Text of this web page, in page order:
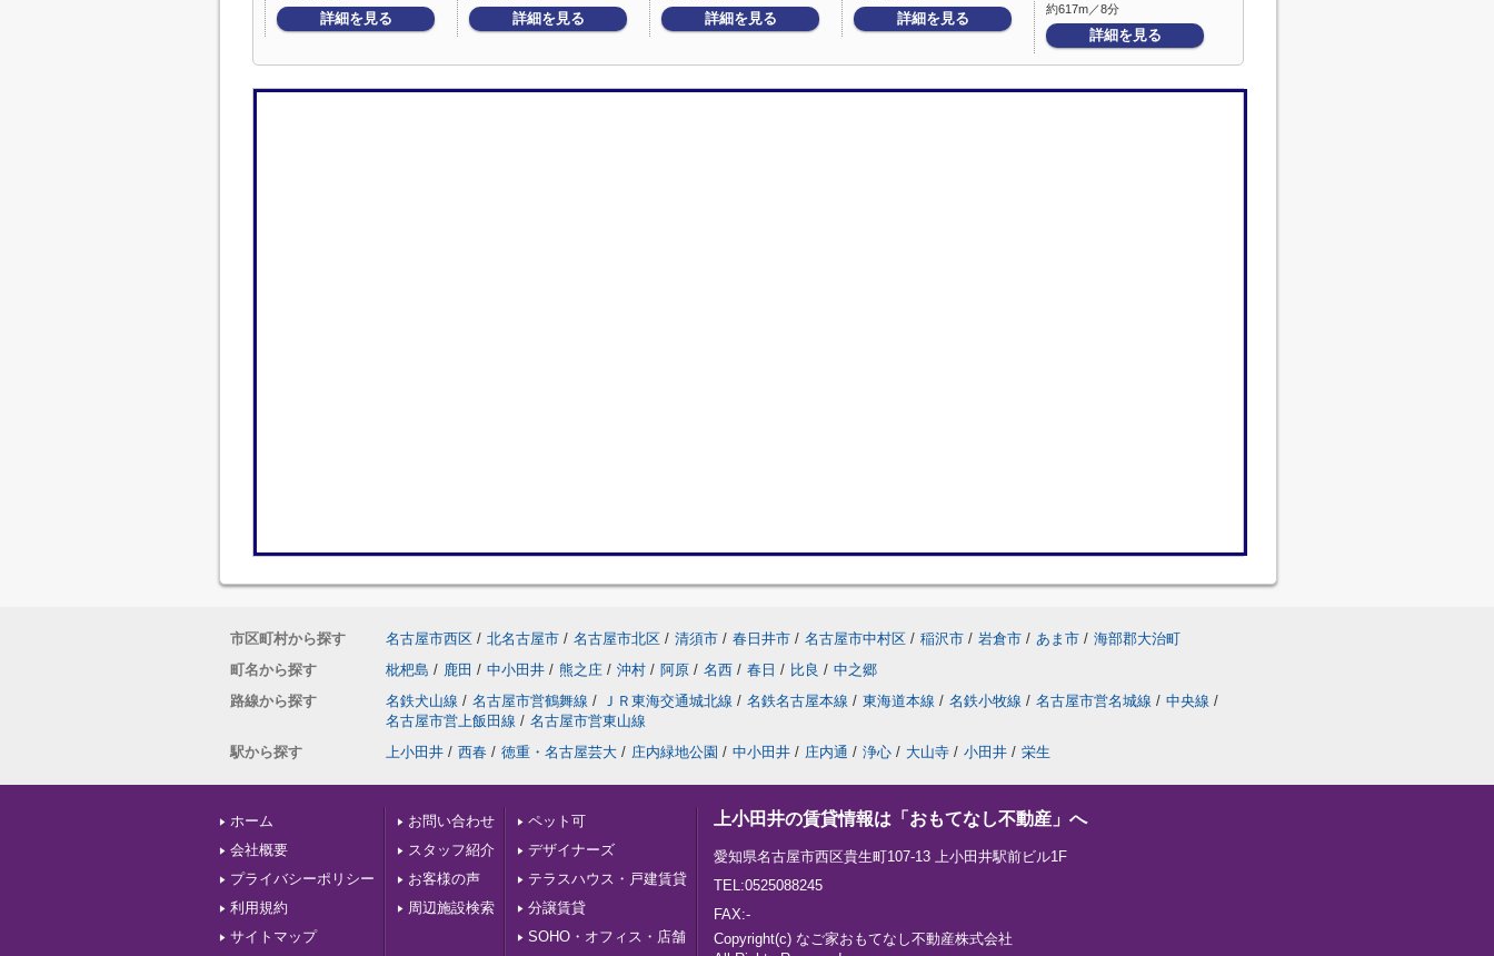
詳細を見る 詳細を見る 詳細を見る 詳細を見る
約617m／8分
詳細を見る
市区町村から探す 名古屋市西区 / 北名古屋市 / 名古屋市北区 / 清須市 / 春日井市 / 名古屋市中村区 / 稲沢市 / 岩倉市 / あま市 / 海部郡大治町
町名から探す
枇杷島 / 鹿田 / 中小田井 / 熊之庄 / 沖村 / 阿原 / 名西 / 春日 / 比良 / 中之郷
路線から探す
名鉄犬山線 / 名古屋市営鶴舞線 / ＪＲ東海交通城北線 / 名鉄名古屋本線 / 東海道本線 / 名鉄小牧線 / 名古屋市営名城線 / 中央線 /
名古屋市営上飯田線 / 名古屋市営東山線
駅から探す
上小田井 / 西春 / 徳重・名古屋芸大 / 庄内緑地公園 / 中小田井 / 庄内通 / 浄心 / 大山寺 / 小田井 / 栄生
ホーム
会社概要
プライバシーポリシー
利用規約
サイトマップ
お問い合わせ
スタッフ紹介
お客様の声
周辺施設検索
ペット可
デザイナーズ
テラスハウス・戸建賃貸
分譲賃貸
SOHO・オフィス・店舗
上小田井の賃貸情報は「おもてなし不動産」へ
愛知県名古屋市西区貴生町107-13 上小田井駅前ビル1F
TEL:0525088245
FAX:-
Copyright(c) なご家おもてなし不動産株式会社